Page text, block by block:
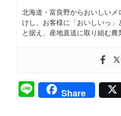
北海道・富良野からおいしいメ
けし、お客様に「おいしいっ
と据え、産地直送に取り組む農
LineShare